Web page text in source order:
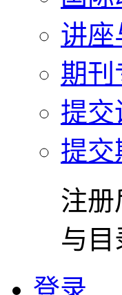
讲座
期刊
提交
提交
注
与